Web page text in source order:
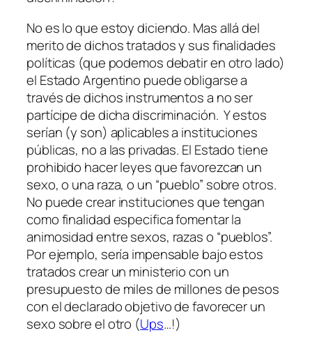
No es lo que estoy diciendo. Mas allá del
merito de dichos tratados y sus finalidades
políticas (que podemos debatir en otro lado)
el Estado Argentino puede obligarse a
través de dichos instrumentos a no ser
partícipe de dicha discriminación. Y estos
serían (y son) aplicables a instituciones
públicas, no a las privadas. El Estado tiene
prohibido hacer leyes que favorezcan un
sexo, o una raza, o un “pueblo” sobre otros.
No puede crear instituciones que tengan
como finalidad especifica fomentar la
animosidad entre sexos, razas o “pueblos”.
Por ejemplo, sería impensable bajo estos
tratados crear un ministerio con un
presupuesto de miles de millones de pesos
con el declarado objetivo de favorecer un
sexo sobre el otro (Ups…!)